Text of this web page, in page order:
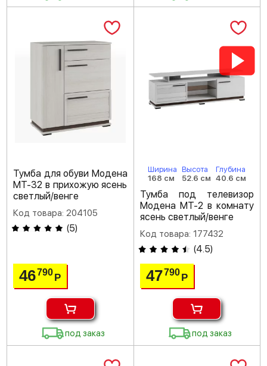
Тумба для обуви Модена
МТ-32 в прихожую ясень
светлый/венге
Код товара: 204105
(5)
46790Р
под заказ
Ширина
168 см
Высота
52.6 см
Глубина
40.6 см
Тумба под телевизор
Модена МТ-2 в комнату
ясень светлый/венге
Код товара: 177432
(4.5)
47790 Р
под заказ